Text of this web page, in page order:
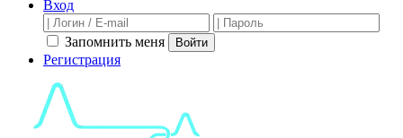
Вход
Запомнить меня Войти
Регистрация